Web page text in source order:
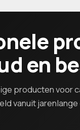
en
producten voor
vanuit